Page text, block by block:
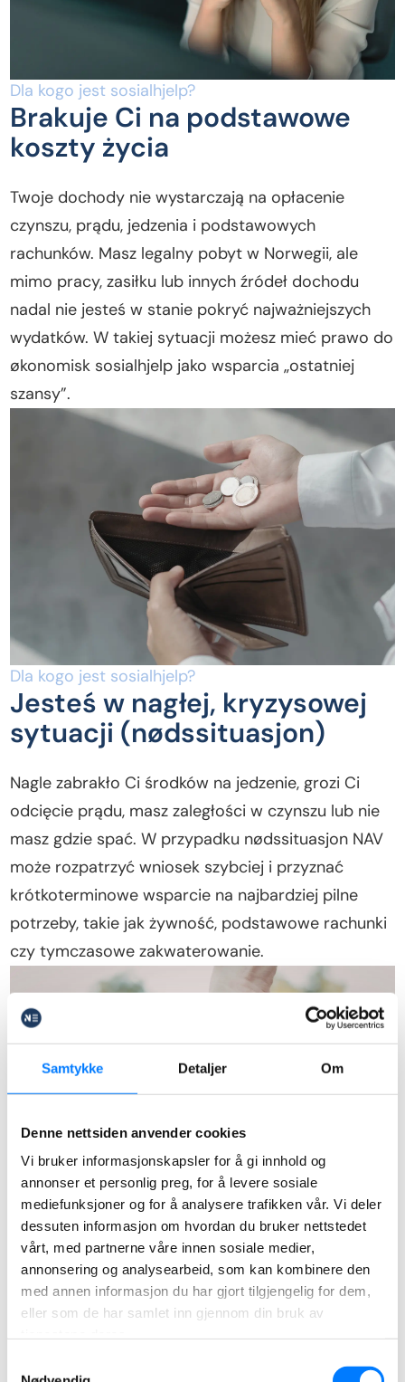
Samtykke Detaljer Om
Denne nettsiden anvender cookies
Vi bruker informasjonskapsler for å gi innhold og
annonser et personlig preg, for å levere sosiale
mediefunksjoner og for å analysere trafikken vår. Vi deler
dessuten informasjon om hvordan du bruker nettstedet
vårt, med partnerne våre innen sosiale medier,
annonsering og analysearbeid, som kan kombinere den
med annen informasjon du har gjort tilgjengelig for dem,
eller som de har samlet inn gjennom din bruk av
Dla kogo jest sosialhjelp?
Brakuje Ci na podstawowe
koszty życia
Twoje dochody nie wystarczają na opłacenie
czynszu, prądu, jedzenia i podstawowych
rachunków. Masz legalny pobyt w Norwegii, ale
mimo pracy, zasiłku lub innych źródeł dochodu
nadal nie jesteś w stanie pokryć najważniejszych
wydatków. W takiej sytuacji możesz mieć prawo do
økonomisk sosialhjelp jako wsparcia „ostatniej
szansy”.
Dla kogo jest sosialhjelp?
Jesteś w nagłej, kryzysowej
sytuacji (nødssituasjon)
Nagle zabrakło Ci środków na jedzenie, grozi Ci
odcięcie prądu, masz zaległości w czynszu lub nie
masz gdzie spać. W przypadku nødssituasjon NAV
może rozpatrzyć wniosek szybciej i przyznać
krótkoterminowe wsparcie na najbardziej pilne
potrzeby, takie jak żywność, podstawowe rachunki
czy tymczasowe zakwaterowanie.
Dla kogo jest sosialhjelp?
Masz dzieci, a Twoja sytuacja
finansowa jest krytyczna
Jeśli Twoje dochody nie pokrywają podstawowych
wydatków związanych z utrzymaniem dzieci w